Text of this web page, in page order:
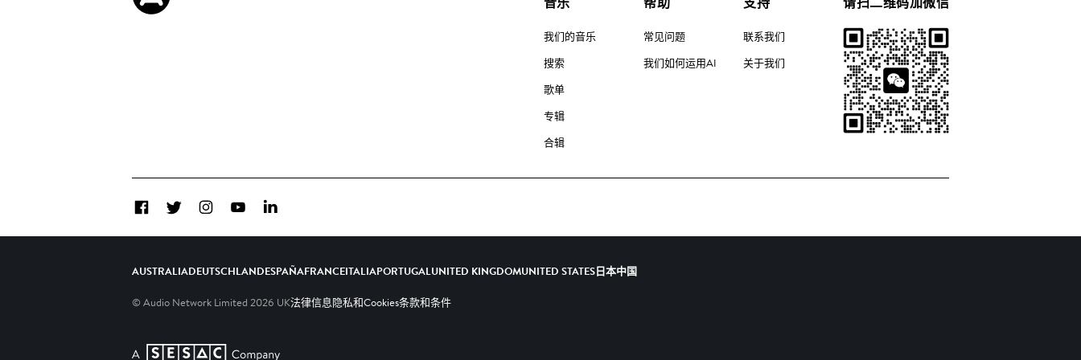
我们的音乐
搜索
歌单
专辑
合辑
常见问题
我们如何运用AI
联系我们
关于我们
FacebookTwitterInstagramYouTubeLinkedIn
AUSTRALIADEUTSCHLANDESPAÑAFRANCEITALIAPORTUGALUNITED KINGDOMUNITED STATES日本中国
© Audio Network Limited 2026 UK法律信息隐私和Cookies条款和条件
A SESAC Company